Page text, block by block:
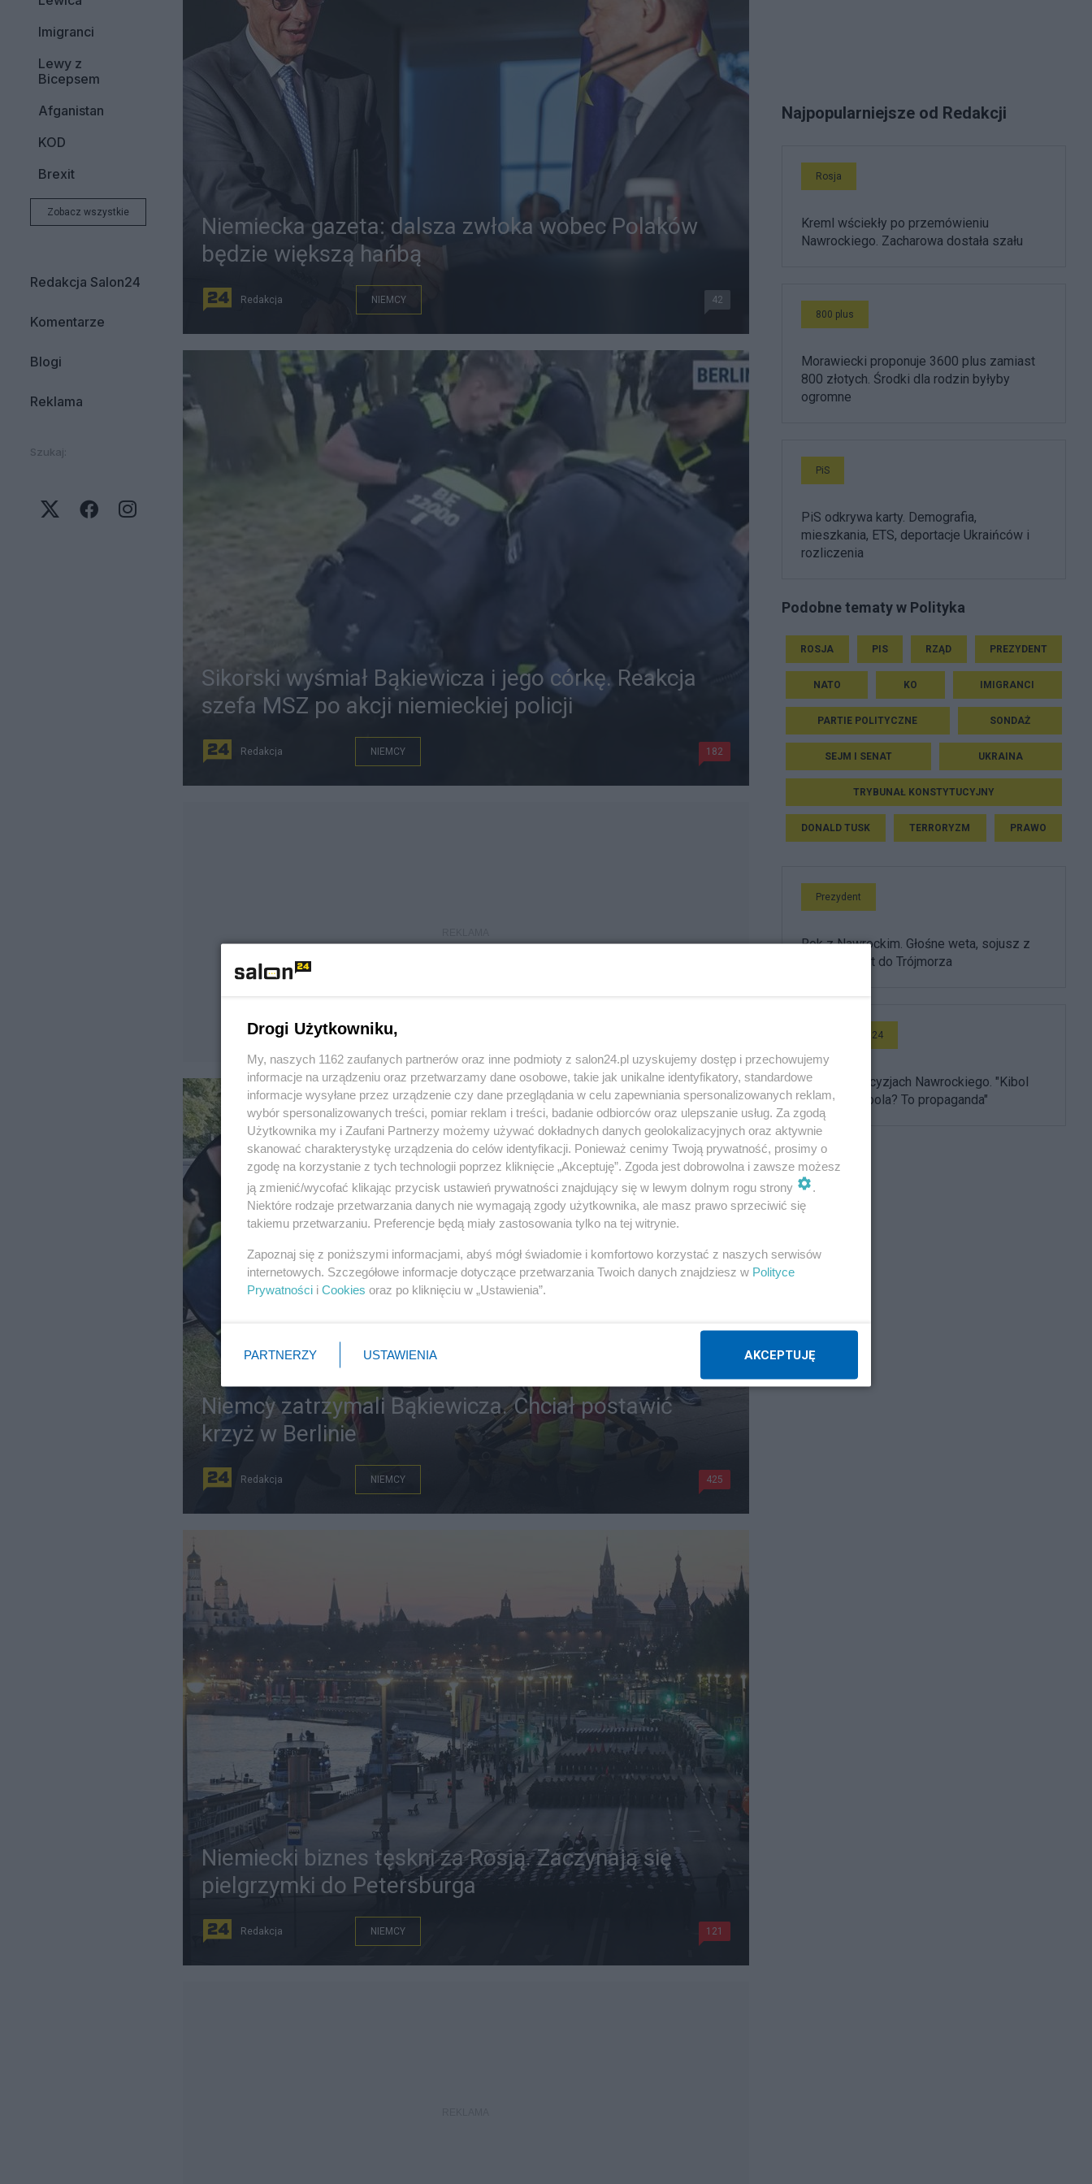
Imigranci
Lewy z
Bicepsem
Afganistan
KOD
Brexit
Zobacz wszystkie
Redakcja Salon24
Komentarze
Blogi
Reklama
Szukaj:
Niemiecka gazeta: dalsza zwłoka wobec Polaków
będzie większą hańbą
Redakcja NIEMCY 42
Sikorski wyśmiał Bąkiewicza i jego córkę. Reakcja
szefa MSZ po akcji niemieckiej policji
Redakcja NIEMCY 182
Niemcy zatrzymali Bąkiewicza. Chciał postawić
krzyż w Berlinie
Redakcja NIEMCY 425
Niemiecki biznes tęskni za Rosją. Zaczynają się
pielgrzymki do Petersburga
Redakcja NIEMCY 121
Najpopularniejsze od Redakcji
Rosja
Kreml wściekły po przemówieniu
Nawrockiego. Zacharowa dostała szału
800 plus
Morawiecki proponuje 3600 plus zamiast
800 złotych. Środki dla rodzin byłyby
ogromne
PiS
PiS odkrywa karty. Demografia,
mieszkania, ETS, deportacje Ukraińców i
rozliczenia
Podobne tematy w Polityka
ROSJA PIS RZĄD PREZYDENT
NATO KO IMIGRANCI
PARTIE POLITYCZNE SONDAŻ
SEJM I SENAT UKRAINA
TRYBUNAŁ KONSTYTUCYJNY
DONALD TUSK TERRORYZM PRAWO
Prezydent
Rok z Nawrockim. Głośne weta, sojusz z
USA i powrót do Trójmorza
Wideo Salon24
Burza po decyzjach Nawrockiego. "Kibol
ułaskawił kibola? To propaganda"
Drogi Użytkowniku,
My, naszych 1162 zaufanych partnerów oraz inne podmioty z salon24.pl uzyskujemy dostęp i przechowujemy
informacje na urządzeniu oraz przetwarzamy dane osobowe, takie jak unikalne identyfikatory, standardowe
informacje wysyłane przez urządzenie czy dane przeglądania w celu zapewniania spersonalizowanych reklam,
wybór spersonalizowanych treści, pomiar reklam i treści, badanie odbiorców oraz ulepszanie usług. Za zgodą
Użytkownika my i Zaufani Partnerzy możemy używać dokładnych danych geolokalizacyjnych oraz aktywnie
skanować charakterystykę urządzenia do celów identyfikacji. Ponieważ cenimy Twoją prywatność, prosimy o
zgodę na korzystanie z tych technologii poprzez kliknięcie „Akceptuję”. Zgoda jest dobrowolna i zawsze możesz
ją zmienić/wycofać klikając przycisk ustawień prywatności znajdujący się w lewym dolnym rogu strony
.
Niektóre rodzaje przetwarzania danych nie wymagają zgody użytkownika, ale masz prawo sprzeciwić się
takiemu przetwarzaniu. Preferencje będą miały zastosowania tylko na tej witrynie.
Zapoznaj się z poniższymi informacjami, abyś mógł świadomie i komfortowo korzystać z naszych serwisów
internetowych. Szczegółowe informacje dotyczące przetwarzania Twoich danych znajdziesz w Polityce
Prywatności i Cookies oraz po kliknięciu w „Ustawienia”.
PARTNERZY USTAWIENIA AKCEPTUJĘ